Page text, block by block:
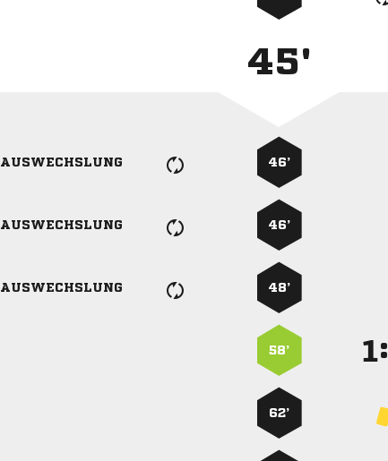
45'
AUSWECHSLUNG 46’
AUSWECHSLUNG 46’
AUSWECHSLUNG 48’
58’ :
62’